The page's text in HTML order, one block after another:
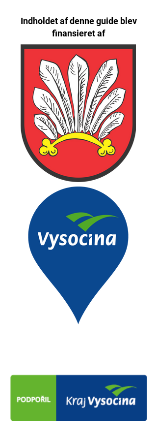
Indholdet af denne guide blev
finansieret af